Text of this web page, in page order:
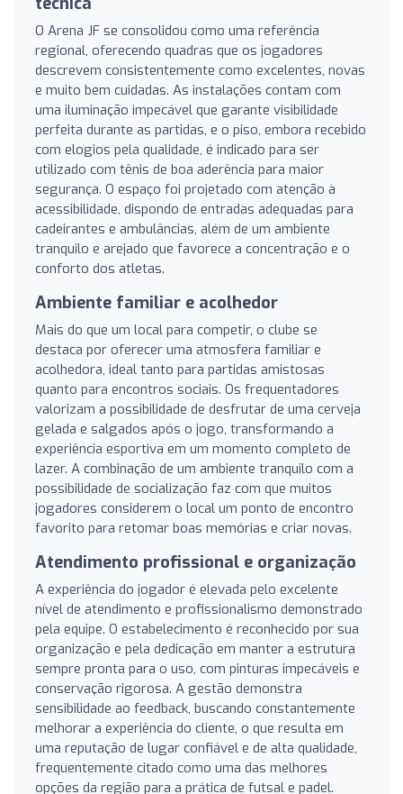
O Arena JF se consolidou como uma referência
regional, oferecendo quadras que os jogadores
descrevem consistentemente como excelentes, novas
e muito bem cuidadas. As instalações contam com
uma iluminação impecável que garante visibilidade
perfeita durante as partidas, e o piso, embora recebido
com elogios pela qualidade, é indicado para ser
utilizado com tênis de boa aderência para maior
segurança. O espaço foi projetado com atenção à
acessibilidade, dispondo de entradas adequadas para
cadeirantes e ambulâncias, além de um ambiente
tranquilo e arejado que favorece a concentração e o
conforto dos atletas.
Ambiente familiar e acolhedor
Mais do que um local para competir, o clube se
destaca por oferecer uma atmosfera familiar e
acolhedora, ideal tanto para partidas amistosas
quanto para encontros sociais. Os frequentadores
valorizam a possibilidade de desfrutar de uma cerveja
gelada e salgados após o jogo, transformando a
experiência esportiva em um momento completo de
lazer. A combinação de um ambiente tranquilo com a
possibilidade de socialização faz com que muitos
jogadores considerem o local um ponto de encontro
favorito para retomar boas memórias e criar novas.
Atendimento profissional e organização
A experiência do jogador é elevada pelo excelente
nível de atendimento e profissionalismo demonstrado
pela equipe. O estabelecimento é reconhecido por sua
organização e pela dedicação em manter a estrutura
sempre pronta para o uso, com pinturas impecáveis e
conservação rigorosa. A gestão demonstra
sensibilidade ao feedback, buscando constantemente
melhorar a experiência do cliente, o que resulta em
uma reputação de lugar confiável e de alta qualidade,
frequentemente citado como uma das melhores
opções da região para a prática de futsal e padel.